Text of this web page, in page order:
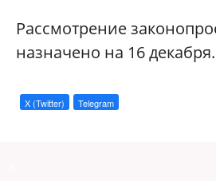
Рассмотрение
назначено на 16 декабря.
X (Twitter) Telegram